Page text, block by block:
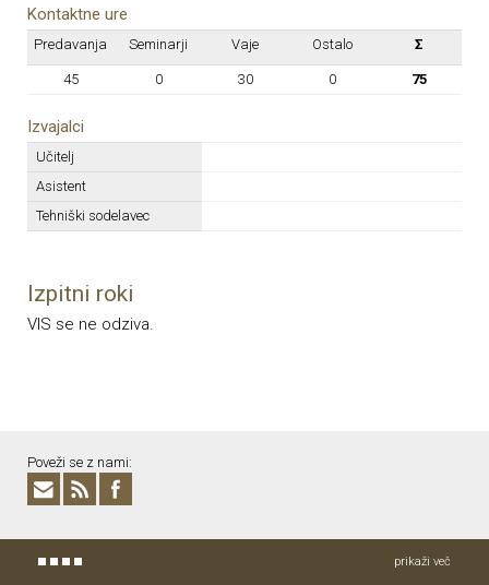
Kontaktne ure
Predavanja Seminarji Vaje Ostalo Σ
45 0 30 0 75
Izvajalci
Učitelj
Asistent
Tehniški sodelavec
Izpitni roki
VIS se ne odziva.
Poveži se z nami:
prikaži več